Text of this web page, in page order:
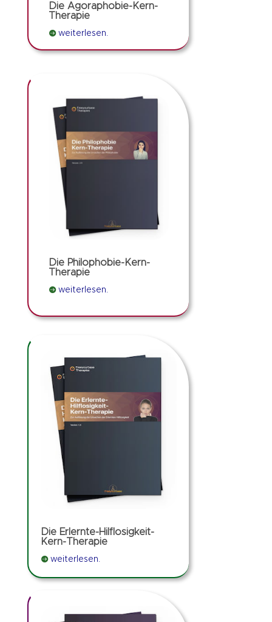
Die Agoraphobie-Kern-
Therapie
 weiterlesen.
Die Philophobie-Kern-
Therapie
 weiterlesen.
Die Erlernte-Hilflosigkeit-
Kern-Therapie
weiterlesen.